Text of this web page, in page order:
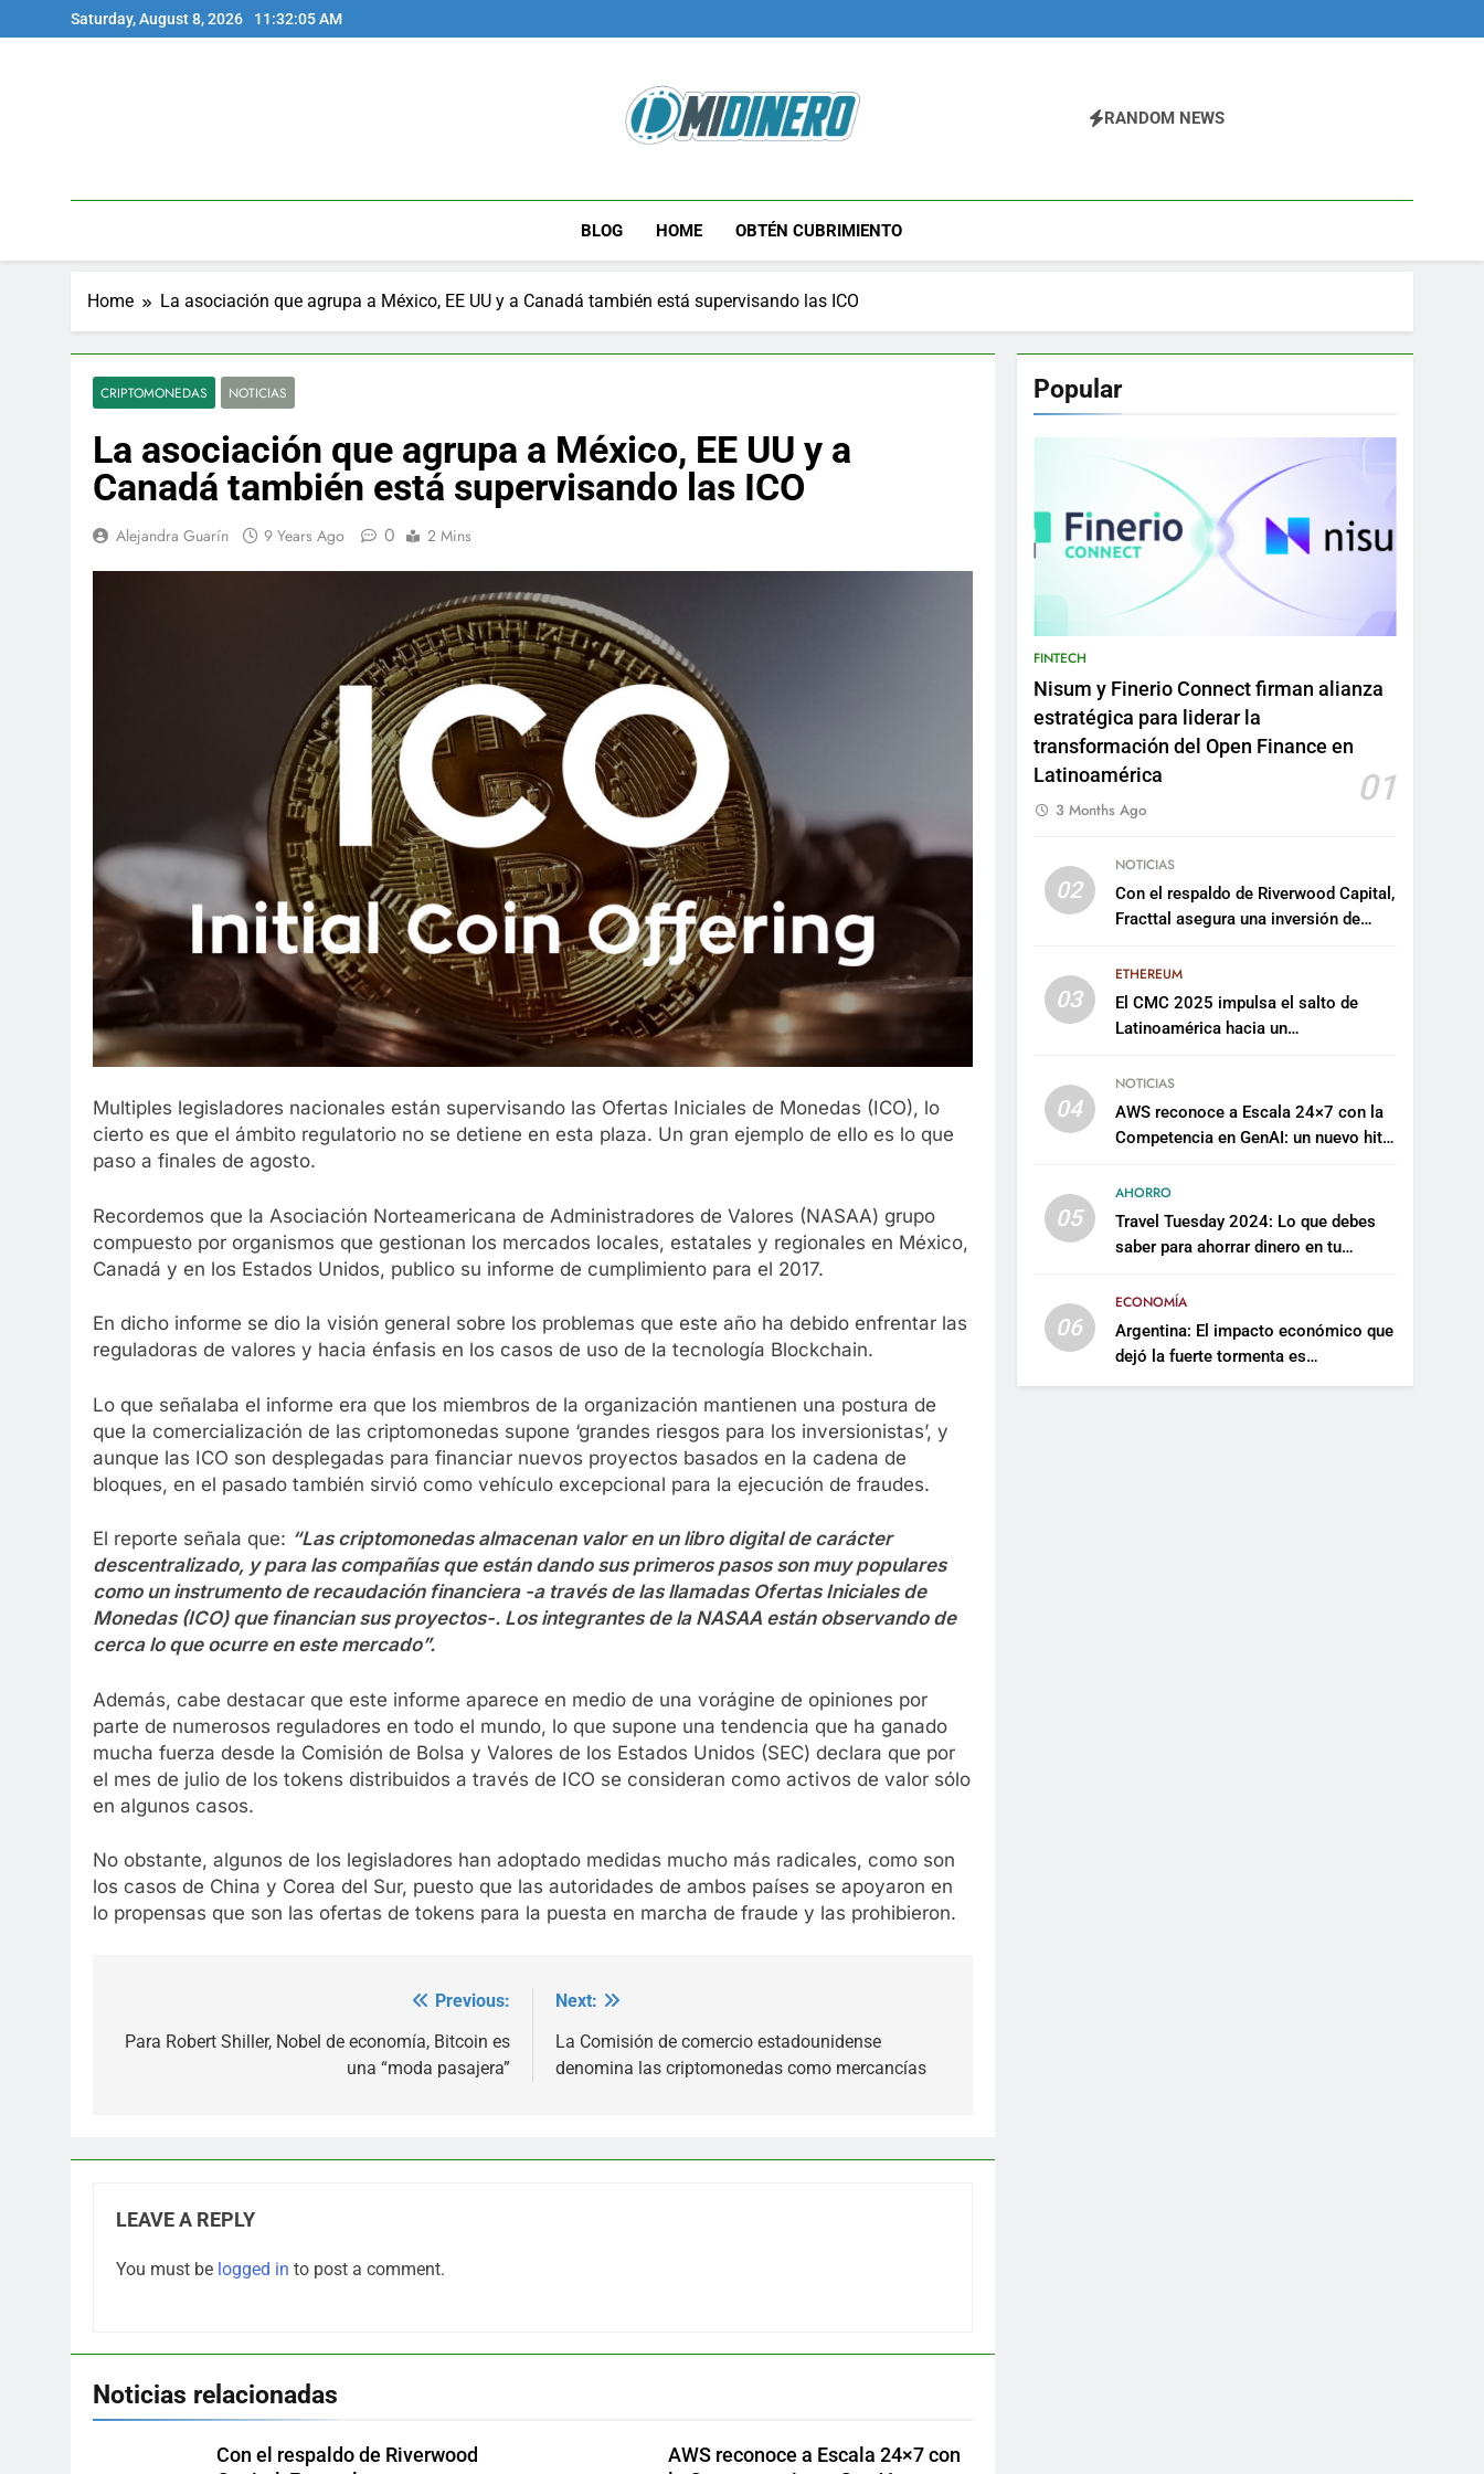
to
Saturday, August 8, 2026 11:32:06 AM
Midinero.co
RANDOM NEWS
BLOG HOME OBTÉN CUBRIMIENTO
Home La asociación que agrupa a México, EE UU y a Canadá también está supervisando las ICO
CRIPTOMONEDAS NOTICIAS
La asociación que agrupa a México, EE UU y a
Canadá también está supervisando las ICO
Alejandra Guarín 9 Years Ago 0 2 Mins
Multiples legisladores nacionales están supervisando las Ofertas Iniciales de Monedas (ICO), lo
cierto es que el ámbito regulatorio no se detiene en esta plaza. Un gran ejemplo de ello es lo que
paso a finales de agosto.
Recordemos que la Asociación Norteamericana de Administradores de Valores (NASAA) grupo
compuesto por organismos que gestionan los mercados locales, estatales y regionales en México,
Canadá y en los Estados Unidos, publico su informe de cumplimiento para el 2017.
En dicho informe se dio la visión general sobre los problemas que este año ha debido enfrentar las
reguladoras de valores y hacia énfasis en los casos de uso de la tecnología Blockchain.
Lo que señalaba el informe era que los miembros de la organización mantienen una postura de
que la comercialización de las criptomonedas supone ‘grandes riesgos para los inversionistas’, y
aunque las ICO son desplegadas para financiar nuevos proyectos basados en la cadena de
bloques, en el pasado también sirvió como vehículo excepcional para la ejecución de fraudes.
El reporte señala que: “Las criptomonedas almacenan valor en un libro digital de carácter
descentralizado, y para las compañías que están dando sus primeros pasos son muy populares
como un instrumento de recaudación financiera -a través de las llamadas Ofertas Iniciales de
Monedas (ICO) que financian sus proyectos-. Los integrantes de la NASAA están observando de
cerca lo que ocurre en este mercado”.
Además, cabe destacar que este informe aparece en medio de una vorágine de opiniones por
parte de numerosos reguladores en todo el mundo, lo que supone una tendencia que ha ganado
mucha fuerza desde la Comisión de Bolsa y Valores de los Estados Unidos (SEC) declara que por
el mes de julio de los tokens distribuidos a través de ICO se consideran como activos de valor sólo
en algunos casos.
No obstante, algunos de los legisladores han adoptado medidas mucho más radicales, como son
los casos de China y Corea del Sur, puesto que las autoridades de ambos países se apoyaron en
lo propensas que son las ofertas de tokens para la puesta en marcha de fraude y las prohibieron.
navigation
Previous:
Para Robert Shiller, Nobel de economía, Bitcoin es
una “moda pasajera”
Next:
La Comisión de comercio estadounidense
denomina las criptomonedas como mercancías
LEAVE A REPLY
You must be logged in to post a comment.
Noticias relacionadas
Con el respaldo de Riverwood
AWS reconoce a Escala 24×7 con
Popular
FINTECH
Nisum y Finerio Connect firman alianza
estratégica para liderar la
transformación del Open Finance en
Latinoamérica
01
3 Months Ago
02
NOTICIAS
Con el respaldo de Riverwood Capital,
Fracttal asegura una inversión de
plataforma
03
ETHEREUM
El CMC 2025 impulsa el salto de
Latinoamérica hacia un
sostenible
04
NOTICIAS
AWS reconoce a Escala 24×7 con la
Competencia en GenAI: un nuevo hito
artificial empresarial
05
AHORRO
Travel Tuesday 2024: Lo que debes
saber para ahorrar dinero en tu
06
ECONOMÍA
Argentina: El impacto económico que
dejó la fuerte tormenta es
incalculable